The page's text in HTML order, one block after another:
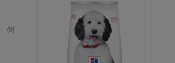
(2)
(9)